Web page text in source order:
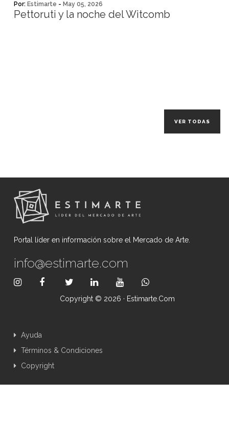
Por: Estimarte - May 05, 2026
Pettoruti y la noche del Witcomb
VER TODAS
Portal líder en información sobre el Mercado de Arte.
info@estimarte.com
Copyright © 2026 · Estimarte.com
Ayuda
Términos & Condiciones
Copyright